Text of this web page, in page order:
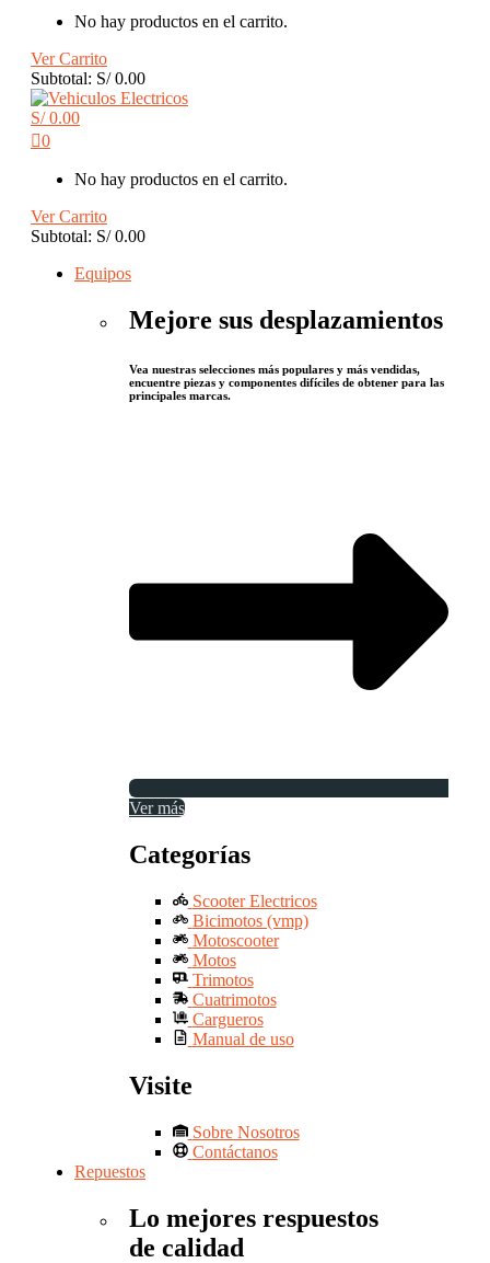
No hay productos en el carrito.
Ver Carrito
Subtotal: S/0.00
S/0.00
0
No hay productos en el carrito.
Ver Carrito
Subtotal: S/0.00
Equipos
Mejore sus desplazamientos
Vea nuestras selecciones más populares y más vendidas,
encuentre piezas y componentes difíciles de obtener para las
principales marcas.
Ver más
Categorías
Scooter Electricos
Bicimotos (vmp)
Motoscooter
Motos
Trimotos
Cuatrimotos
Cargueros
Manual de uso
Visite
Sobre Nosotros
Contáctanos
Repuestos
Lo mejores respuestos
de calidad